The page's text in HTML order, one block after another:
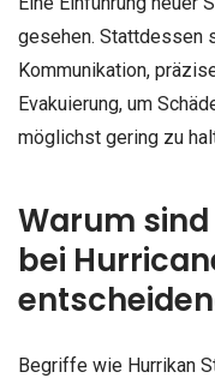
gesehen. Stattdessen
Kommunikation,
Evakuierung, um
möglichst gering zu
Warum
bei
Begriffe wie Hurrikan